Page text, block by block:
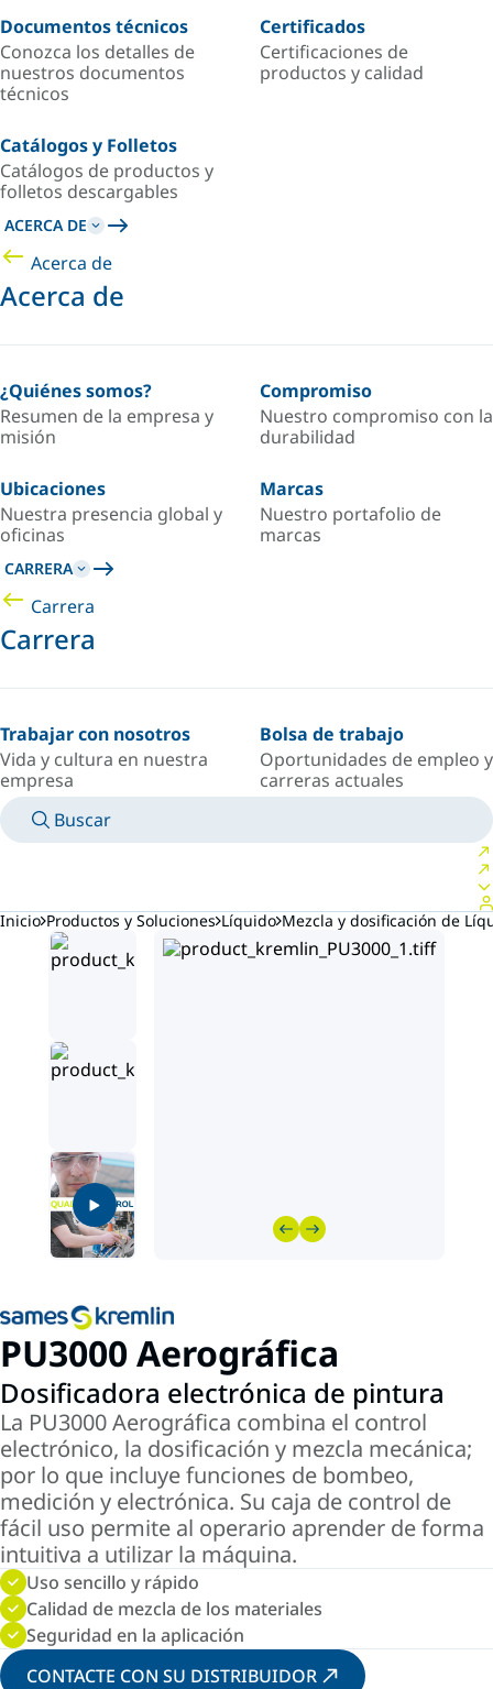
Documentos técnicos
Conozca los detalles de
nuestros documentos
técnicos
Certificados
Certificaciones de
productos y calidad
Catálogos y Folletos
Catálogos de productos y
folletos descargables
ACERCA DE
Acerca de
Acerca de
¿Quiénes somos?
Resumen de la empresa y
misión
Compromiso
Nuestro compromiso con la
durabilidad
Ubicaciones
Nuestra presencia global y
oficinas
Marcas
Nuestro portafolio de
marcas
CARRERA
Carrera
Carrera
Trabajar con nosotros
Vida y cultura en nuestra
empresa
Bolsa de trabajo
Oportunidades de empleo y
carreras actuales
Buscar
Inicio Productos y Soluciones Líquido Mezcla y dosificación de
PU3000 Aerográfica
Dosificadora electrónica de pintura
La PU3000 Aerográfica combina el control
electrónico, la dosificación y mezcla mecánica;
por lo que incluye funciones de bombeo,
medición y electrónica. Su caja de control de
fácil uso permite al operario aprender de forma
intuitiva a utilizar la máquina.
Uso sencillo y rápido
Calidad de mezcla de los materiales
Seguridad en la aplicación
CONTACTE CON SU DISTRIBUIDOR